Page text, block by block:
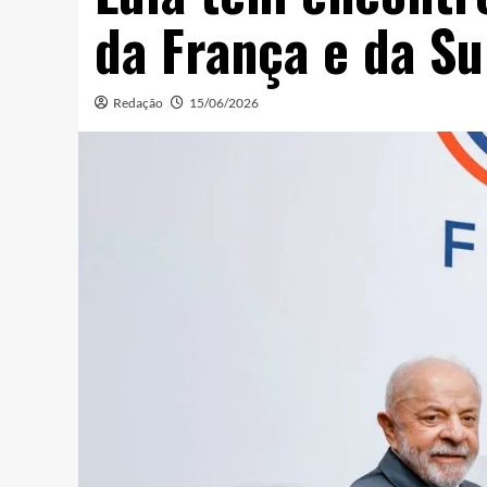
da França e da
Redação 15/06/2026